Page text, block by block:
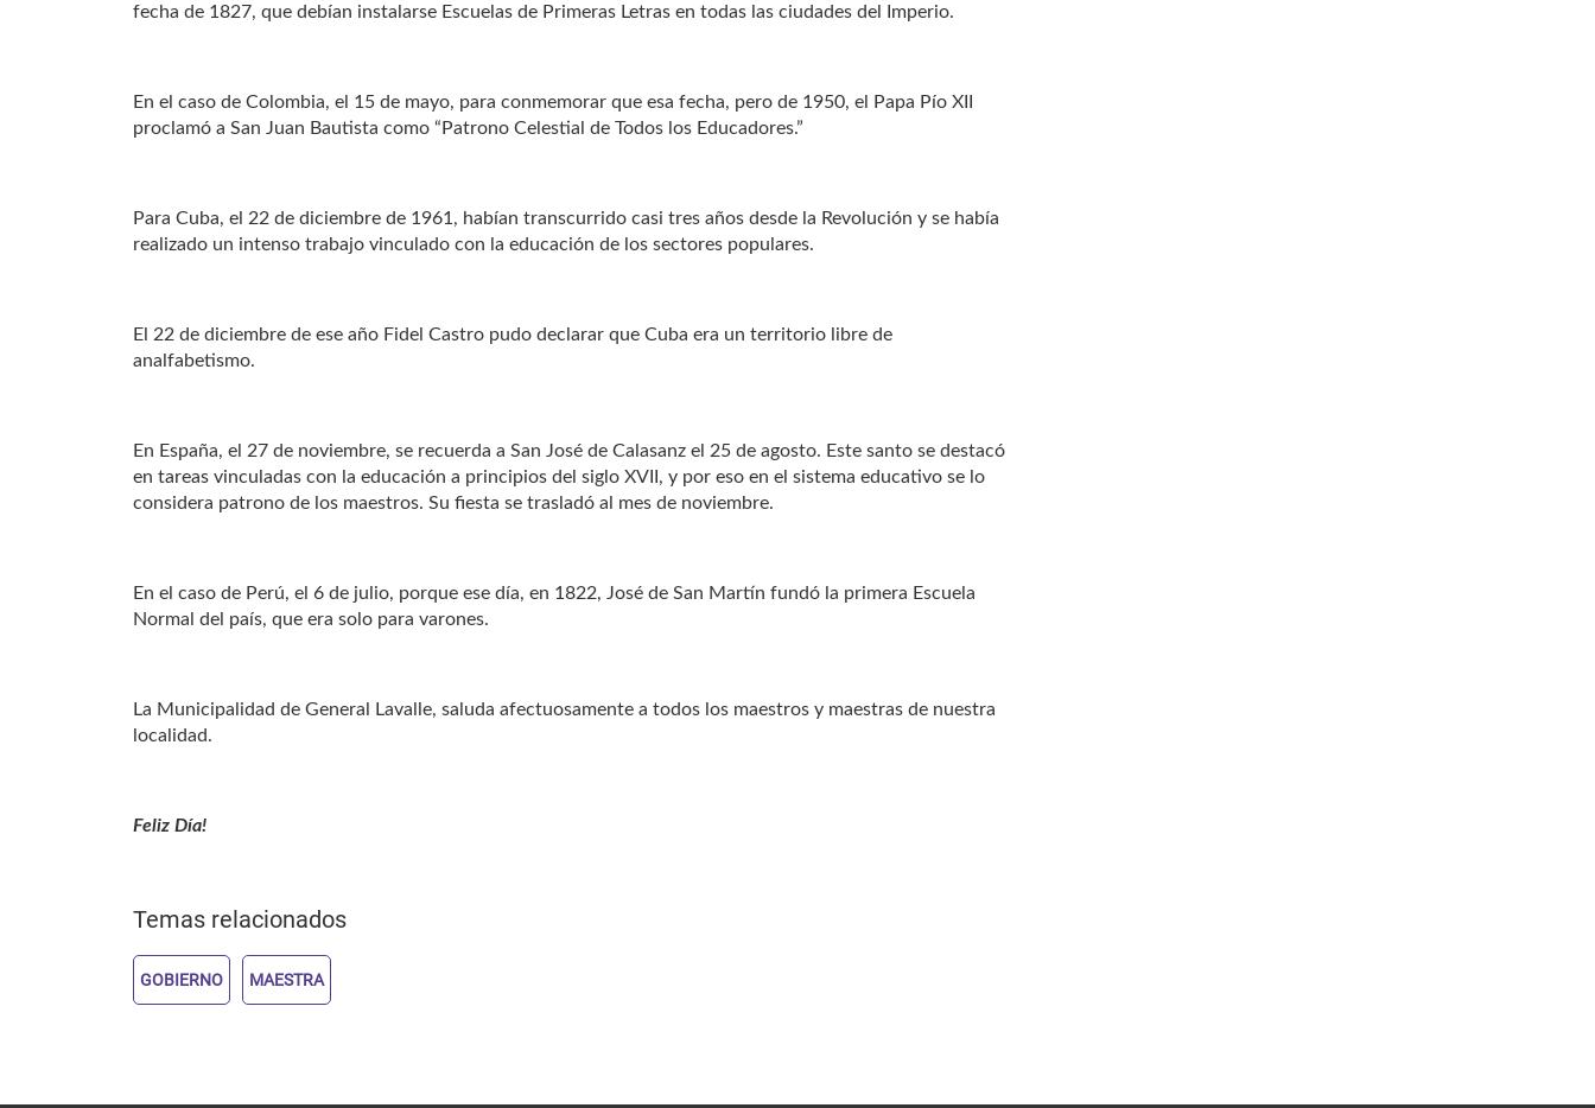
fecha de 1827, que debían instalarse Escuelas de Primeras Letras en todas las ciudades del Imperio.
En el caso de Colombia, el 15 de mayo, para conmemorar que esa fecha, pero de 1950, el Papa Pío XII
proclamó a San Juan Bautista como “Patrono Celestial de Todos los Educadores.”
Para Cuba, el 22 de diciembre de 1961, habían transcurrido casi tres años desde la Revolución y se había
realizado un intenso trabajo vinculado con la educación de los sectores populares.
El 22 de diciembre de ese año Fidel Castro pudo declarar que Cuba era un territorio libre de
analfabetismo.
En España, el 27 de noviembre, se recuerda a San José de Calasanz el 25 de agosto. Este santo se destacó
en tareas vinculadas con la educación a principios del siglo XVII, y por eso en el sistema educativo se lo
considera patrono de los maestros. Su fiesta se trasladó al mes de noviembre.
En el caso de Perú, el 6 de julio, porque ese día, en 1822, José de San Martín fundó la primera Escuela
Normal del país, que era solo para varones.
La Municipalidad de General Lavalle, saluda afectuosamente a todos los maestros y maestras de nuestra
localidad.
Feliz Día!
Temas relacionados
GOBIERNO MAESTRA